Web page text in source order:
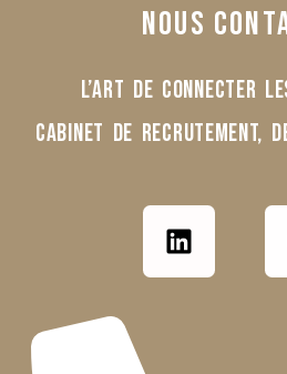
nous
L’Art de Connecter
Cabinet de recrutement,